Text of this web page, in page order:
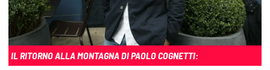
IL RITORNO ALLA MONTAGNA DI PAOLO COGNETTI: